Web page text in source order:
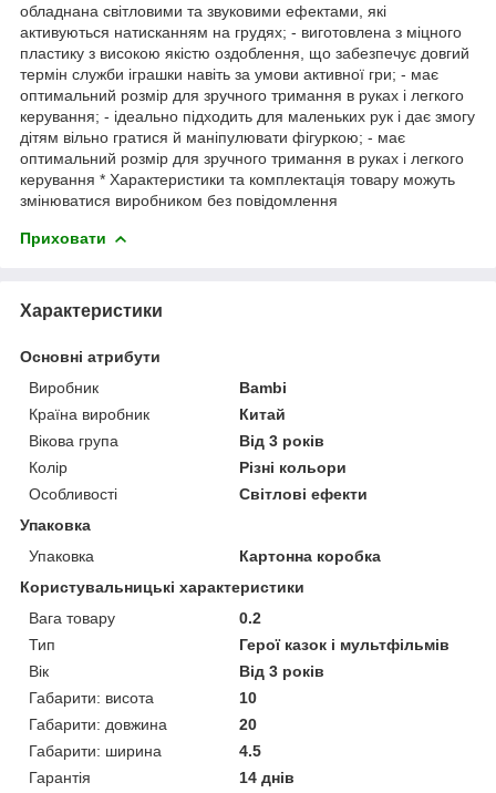
обладнана світловими та звуковими ефектами, які
активуються натисканням на грудях; - виготовлена з міцного
пластику з високою якістю оздоблення, що забезпечує довгий
термін служби іграшки навіть за умови активної гри; - має
оптимальний розмір для зручного тримання в руках і легкого
керування; - ідеально підходить для маленьких рук і дає змогу
дітям вільно гратися й маніпулювати фігуркою; - має
оптимальний розмір для зручного тримання в руках і легкого
керування * Характеристики та комплектація товару можуть
змінюватися виробником без повідомлення
Приховати
Характеристики
Основні атрибути
Виробник
Bambi
Країна виробник
Китай
Вікова група
Від 3 років
Колір
Різні кольори
Особливості
Світлові ефекти
Упаковка
Упаковка
Картонна коробка
Користувальницькі характеристики
Вага товару
0.2
Тип
Герої казок і мультфільмів
Вік
Від 3 років
Габарити: висота
10
Габарити: довжина
20
Габарити: ширина
4.5
Гарантія
14 днів